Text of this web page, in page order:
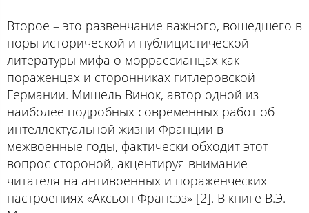
Второе – это развенчание важного, вошедшего в
поры исторической и публицистической
литературы мифа о моррасcианцах как
пораженцах и сторонниках гитлеровской
Германии. Мишель Винок, автор одной из
наиболее подробных современных работ об
интеллектуальной жизни Франции в
межвоенные годы, фактически обходит этот
вопрос стороной, акцентируя внимание
читателя на антивоенных и пораженческих
настроениях «Аксьон Франсэз» [2]. В книге В.Э.